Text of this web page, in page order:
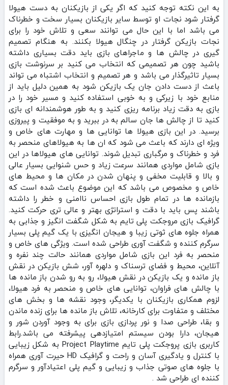
به این نکته توجه کنید که اگر یکی از بازیکنان به دست هیولا
گرفتار شود نجات او توسط سایر بازیکنان بسیار سخت و خطرناک
می باشد اما با این حال می توانند سعی و تلاش خود را برای
نجات بازیکن گرفتار در چنگال هیولا بکنند. به هنگام تصمیم
گیری در چالش ها و ماجراهای بازی باید دقت بسیاری داشته
باشید چون هر تصمیمی که انتخاب می کنید بر سرنوشت بازی
بسیار تاثیرگذار می باشد و هر تصمیم و انتخاب اشتباه می تواند
باعث از دست دادن جان یک بازیکن شود به همین دلیل باید از
منابع خود با زیرکی و به خوبی استفاده کنید و مسیر خود را در
بازی به دقت زیاد برنامه ریزی کنید و به طور هوشمندانه ای بازی
کنید تا از چالش ها جان سالم به در ببرید و به موفقیت و پیروزی
برسید. در این بازی هیولا ها توانایی ها و مهارت های خاص و
ویژه ای دارند که باعث می شود که ان ها به هیولاهای منحصر به
فرد و خطرناک و مرگباری تبدیل شوند. توانایی های هیولاها در این
بازی شامل مواردی همانند سرعت زیاد و حس شنوایی بسیار عالی
و بالا و قابلیت مخفی و پنهان شدن در مکان ها و محیط های
خاص و مخصوص می باشد که این موضوع باعث شده است که
بازمانده ها در تمام طول بازی احساس ناامنی و خطر را داشته
باشند پس باید با دقت و استراتژی بهتر و عالی تری حرکت کنید.
گرافیک بازی مروجکت پلی تایم به شکل شگفت انگیز و جذابی به
همراه جلوه های ثوتی زیبا و هیجان انگیزی با یک گیم پلی بسیار
سرگرم کننده و شگفت آوری طراحی شده است. ویژگی های خاص و
منحصر به فرد این بازی شامل مواردی همانند حالت چند نفره و
آنلاین، محیط و فضای ترسناک و دلهره آور، شش بازیکن در نقش
باز مانده و یک بازیکن در نقش هیولا، رو به رو شدن باز مانده ها
با چالش های فراوان، توانایی های خاص و منحصر به فرد هیولا،
لزوم همکاری بازیکنان با یکدیگر، وجود نقشه ها و بخش های
مختلف و متفاوت برای کارخانه، تلاش باز مانده ها برای زنده ماندن
و بقا، طراحی صدا و نور پردازی بازی برای به وجود آوردن شور و
هیجان، دارا بودن سیستم امتیازدهی پیشرفته می باشد.رابط
کاربری بازی پروجکت پلی تایم Project Playtime به شکل زیبایی
با کنترل و یادگیری آسان و راحت و گرافیک HD حیرت آوری همراه
با جلوه های صوتی جذاب و زیبایی و گیم پلی اعتیادآور و سرگرم
کننده ای طراحی شد .